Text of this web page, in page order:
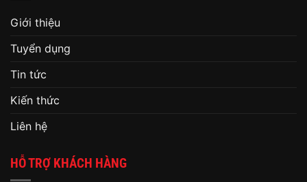
Giới thiệu
Tuyển dụng
Tin tức
Kiến thức
Liên hệ
HỖ TRỢ KHÁCH HÀNG